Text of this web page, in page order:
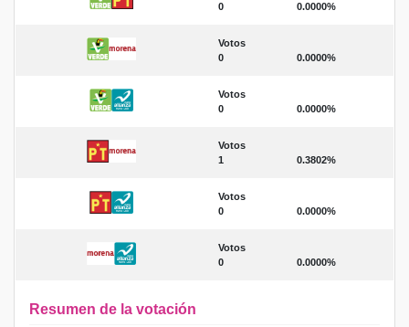
0
0.0000%
Votos
0
0.0000%
Votos
0
0.0000%
Votos
1
0.3802%
Votos
0
0.0000%
Votos
0
0.0000%
Resumen de la votación